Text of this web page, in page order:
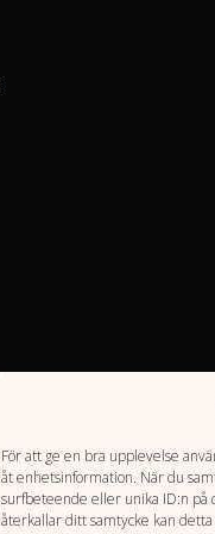
För att ge en bra upplevelse
åt enhetsinformation. När du
surfbeteende eller unika ID:n
återkallar ditt samtycke kan